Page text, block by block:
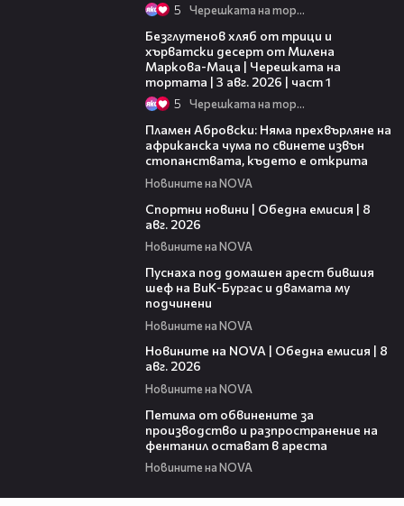
5 Черешката на тортата
Безглутенов хляб от трици и
хърватски десерт от Милена
Маркова-Маца | Черешката на
тортата | 3 авг. 2026 | част 1
5 Черешката на тортата
Пламен Абровски: Няма прехвърляне на
африканска чума по свинете извън
стопанствата, където е открита
Новините на NOVA
Спортни новини | Обедна емисия | 8
aвг. 2026
Новините на NOVA
Пуснаха под домашен арест бившия
шеф на ВиК-Бургас и двамата му
подчинени
Новините на NOVA
Новините на NOVA | Обедна емисия | 8
авг. 2026
Новините на NOVA
Петима от обвинените за
производство и разпространение на
фентанил остават в ареста
Новините на NOVA